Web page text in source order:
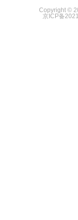
Copyright ©
京ICP备